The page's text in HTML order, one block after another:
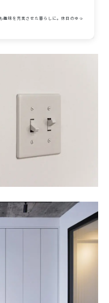
趣味を充実させた暮らしに。休日のゆっ